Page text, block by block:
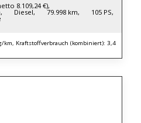
8.109,24 €),
Diesel, 79.998 km, 105 PS,
km, Kraftstoffverbrauch (kombiniert): 3,4